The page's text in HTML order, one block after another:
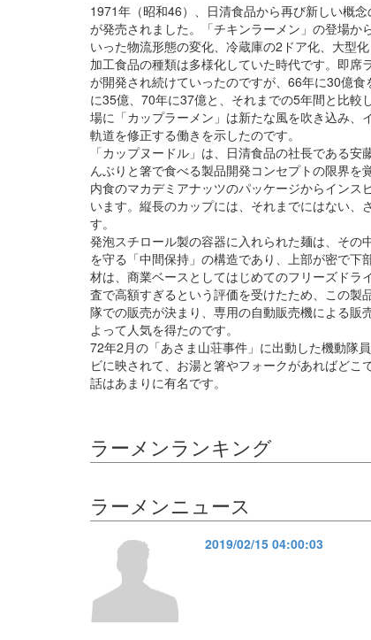
1971年（昭和46）、日清食品から再び新しい概
が発売されました。「チキンラーメン」の登場か
いった物流形態の変化、冷蔵庫の2ドア化、大型
加工食品の種類は多様化していた時代です。即
が開発され続けていったのですが、66年に30億
に35億、70年に37億と、それまでの5年間と比
場に「カップラーメン」は新たな風を吹き込み
軌道を修正する働きを示したのです。
「カップヌードル」は、日清食品の社長である
んぶりと箸で食べる製品開発コンセプトの限界
内食のマカデミアナッツのパッケージからイン
います。縦長のカップには、それまでにはない
す。
発泡スチロール製の容器に入れられた麺は、そ
を守る「中間保持」の構造であり、上部が密で
材は、商業ベースとしてはじめてのフリーズド
査で高額すぎるという評価を受けたため、この
隊での販売が決まり、専用の自動販売機による販
よって人気を得たのです。
72年2月の「あさま山荘事件」に出動した機動隊
ビに映されて、お湯と箸やフォークがあればど
話はあまりに有名です。
ラーメンランキング
ラーメンニュース
2019/02/15 04:00:03